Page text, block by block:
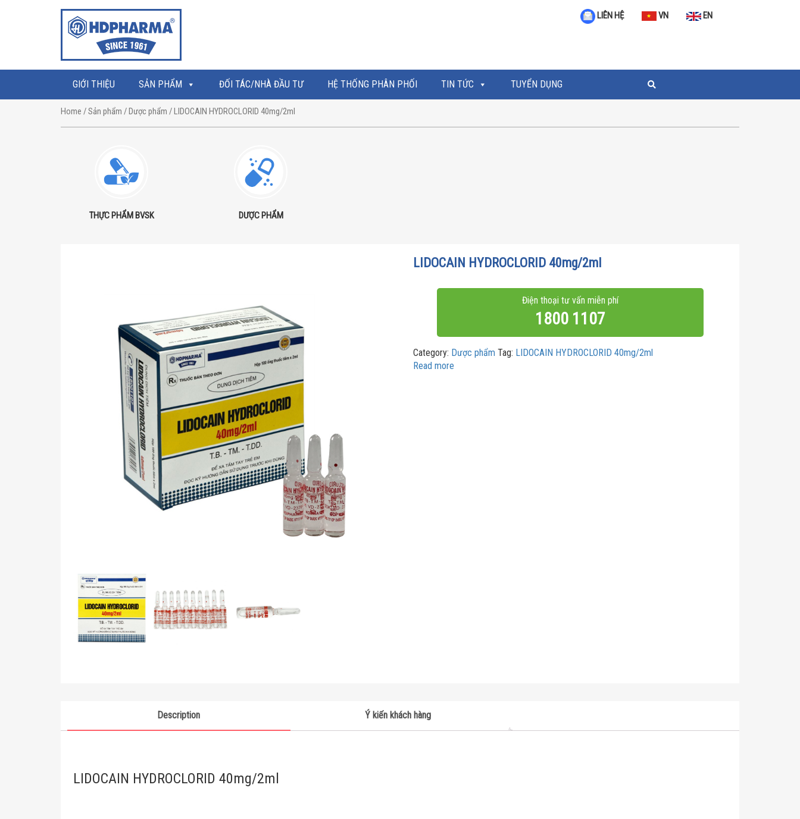
LIÊN HỆ VN EN
GIỚI THIỆU SẢN PHẨM ĐỐI TÁC/NHÀ ĐẦU TƯ HỆ THỐNG PHÂN PHỐI TIN TỨC TUYỂN DỤNG
Home /Sản phẩm /Dược phẩm / LIDOCAIN HYDROCLORID 40mg/2ml
THỰC PHẨM BVSK DƯỢC PHẨM
LIDOCAIN HYDROCLORID 40mg/2ml
Điện thoại tư vấn miễn phí
1800 1107
Category: Dược phẩm Tag: LIDOCAIN HYDROCLORID 40mg/2ml
Read more
Description Ý kiến khách hàng
LIDOCAIN HYDROCLORID 40mg/2ml